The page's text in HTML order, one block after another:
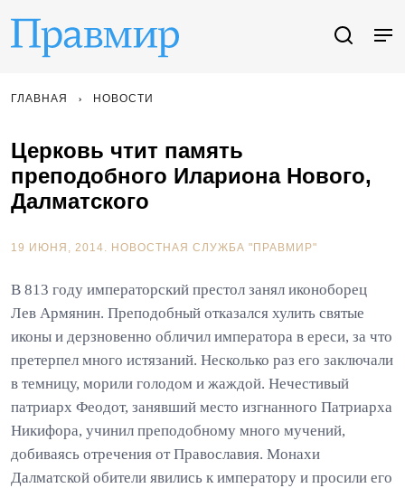
ГЛАВНАЯ НОВОСТИ
Церковь чтит память
преподобного Илариона Нового,
Далматского
19 ИЮНЯ, 2014. НОВОСТНАЯ СЛУЖБА "ПРАВМИР"
В 813 году императорский престол занял иконоборец
Лев Армянин. Преподобный отказался хулить святые
иконы и дерзновенно обличил императора в ереси, за что
претерпел много истязаний. Несколько раз его заключали
в темницу, морили голодом и жаждой. Нечестивый
патриарх Феодот, занявший место изгнанного Патриарха
Никифора, учинил преподобному много мучений,
добиваясь отречения от Православия. Монахи
Далматской обители явились к императору и просили его